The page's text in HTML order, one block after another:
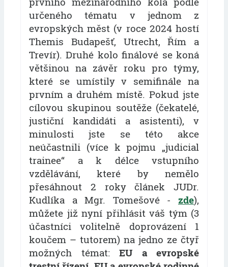
určeného tématu v jednom z
evropských měst (v roce 2024 hostí
Themis Budapešť, Utrecht, Řím a
Trevír). Druhé kolo finálové se koná
většinou na závěr roku pro týmy,
které se umístily v semifinále na
prvním a druhém místě. Pokud jste
cílovou skupinou soutěže (čekatelé,
justiční kandidáti a asistenti), v
minulosti jste se této akce
neúčastnili (více k pojmu „judicial
trainee“ a k délce vstupního
vzdělávání, které by nemělo
přesáhnout 2 roky článek JUDr.
Kudlíka a Mgr. Tomešové - zde),
můžete již nyní přihlásit váš tým (3
účastníci volitelně doprovázení 1
koučem – tutorem) na jedno ze čtyř
možných témat:EU a evropské